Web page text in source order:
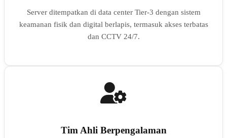
Server ditempatkan di data center Tier-3 dengan sistem
keamanan fisik dan digital berlapis, termasuk akses terbatas
dan CCTV 24/7.
Tim Ahli Berpengalaman